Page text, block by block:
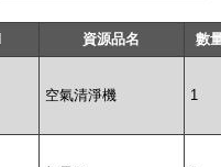
資源品名 數
空氣清淨機 1